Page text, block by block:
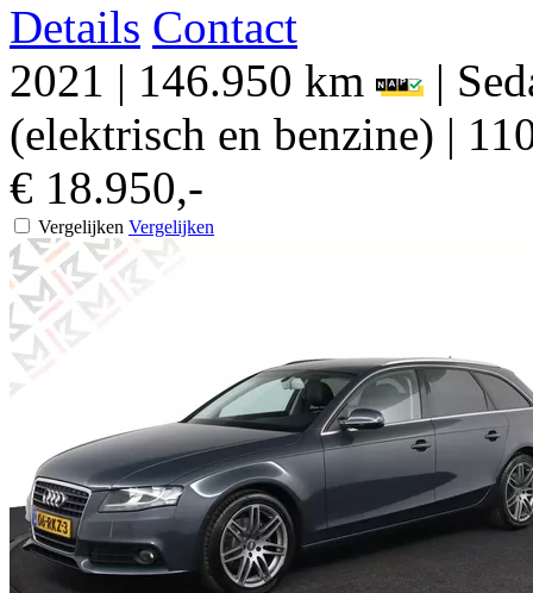
Details Contact
2021 | 146.950 km |
(elektrisch en benzine) |
€ 18.950,-
Vergelijken Vergelijken